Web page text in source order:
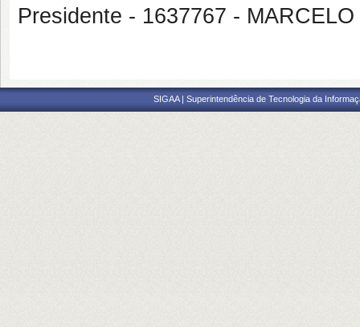
Presidente - 1637767 -
SIGAA | Superintendência de Tecnologia da